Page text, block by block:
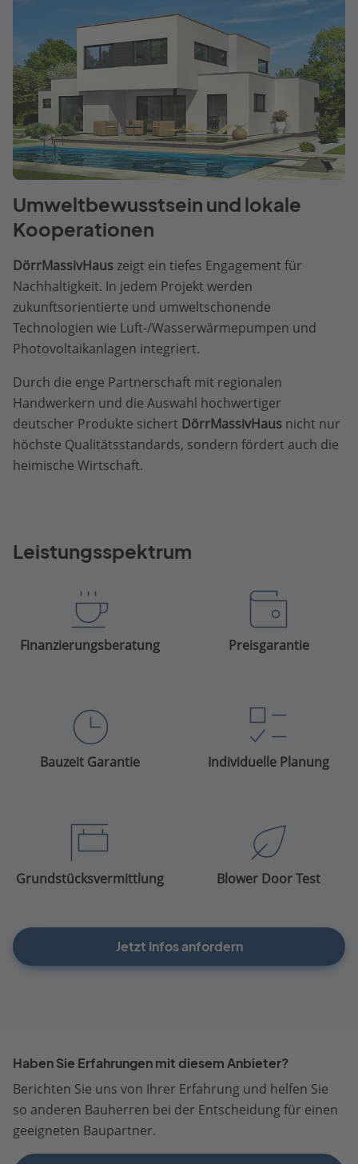
Umweltbewusstsein und lokale
Kooperationen
DörrMassivHauszeigt ein tiefes Engagement für
Nachhaltigkeit. In jedem Projekt werden
zukunftsorientierte und umweltschonende
Technologien wie Luft-/Wasserwärmepumpen und
Photovoltaikanlagen integriert.
Durch die enge Partnerschaft mit regionalen
Handwerkern und die Auswahl hochwertiger
deutscher Produkte sichert DörrMassivHaus nicht nur
höchste Qualitätsstandards, sondern fördert auch die
heimische Wirtschaft.
Leistungsspektrum
Finanzierungsberatung Preisgarantie
Bauzeit Garantie Individuelle Planung
Grundstücksvermittlung Blower Door Test
Jetzt Infos anfordern
Haben Sie Erfahrungen mit diesem Anbieter?
Berichten Sie uns von Ihrer Erfahrung und helfen Sie
so anderen Bauherren bei der Entscheidung für einen
geeigneten Baupartner.